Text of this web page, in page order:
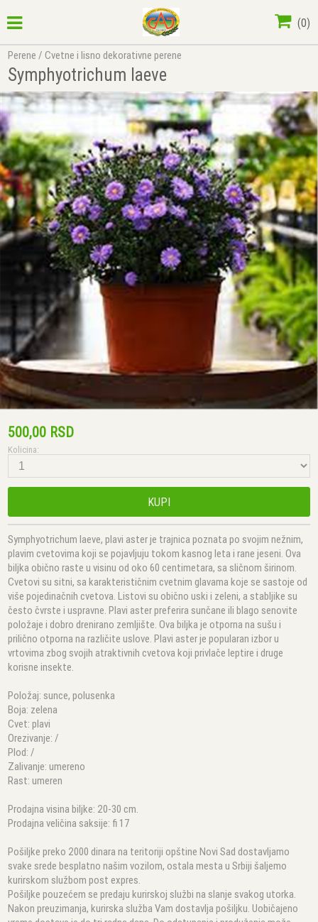
(0)
Perene /Cvetne i lisno dekorativne perene
Symphyotrichum laeve
500,00 RSD
Kolicina:
KUPI
Symphyotrichum laeve, plavi aster je trajnica poznata po svojim nežnim,
plavim cvetovima koji se pojavljuju tokom kasnog leta i rane jeseni. Ova
biljka obično raste u visinu od oko 60 centimetara, sa sličnom širinom.
Cvetovi su sitni, sa karakterističnim cvetnim glavama koje se sastoje od
više pojedinačnih cvetova. Listovi su obično uski i zeleni, a stabljike su
često čvrste i uspravne. Plavi aster preferira sunčane ili blago senovite
položaje i dobro drenirano zemljište. Ova biljka je otporna na sušu i
prilično otporna na različite uslove. Plavi aster je popularan izbor u
vrtovima zbog svojih atraktivnih cvetova koji privlače leptire i druge
korisne insekte.
Položaj: sunce, polusenka
Boja: zelena
Cvet: plavi
Orezivanje: /
Plod: /
Zalivanje: umereno
Rast: umeren
Prodajna visina biljke: 20-30 cm.
Prodajna veličina saksije: fi 17
Pošiljke preko 2000 dinara na teritoriji opštine Novi Sad dostavljamo
svake srede besplatno našim vozilom, ostala mesta u Srbiji šaljemo
kurirskom službom post expres.
Pošiljke pouzećem se predaju kurirskoj službi na slanje svakog utorka.
Nakon preuzimanja, kurirska služba Vam dostavlja pošiljku. Uobičajeno